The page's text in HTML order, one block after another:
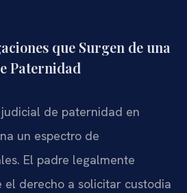
que Surgen de una
Paternidad
de paternidad en
un espectro de
El padre legalmente
el derecho a solicitar custodia